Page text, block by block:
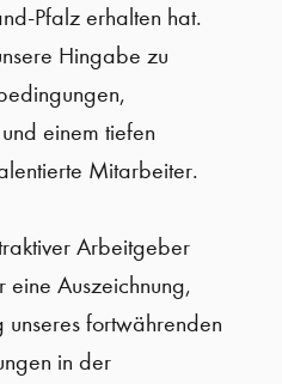
Pfalz erhalten hat.
Hingabe zu
einem tiefen
Mitarbeiter.
Arbeitgeber
eine Auszeichnung,
unseres fortwährenden
in der